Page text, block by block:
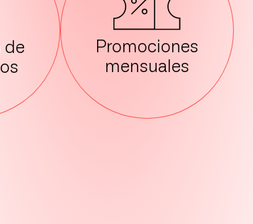
de
Promociones
mensuales